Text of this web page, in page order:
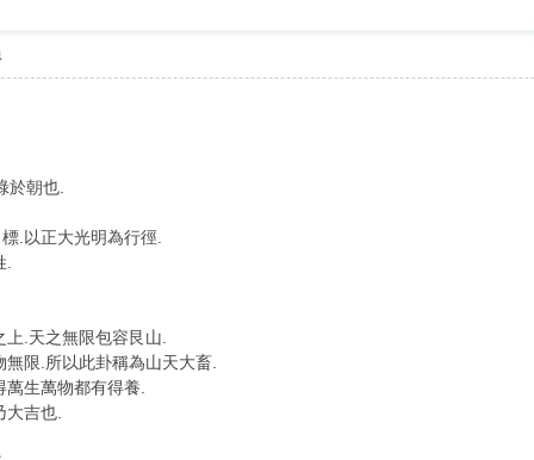
於朝也.
.以正大光明為行徑.
.天之無限包容艮山.
限.所以此卦稱為山天大畜.
生萬物都有得養.
吉也.